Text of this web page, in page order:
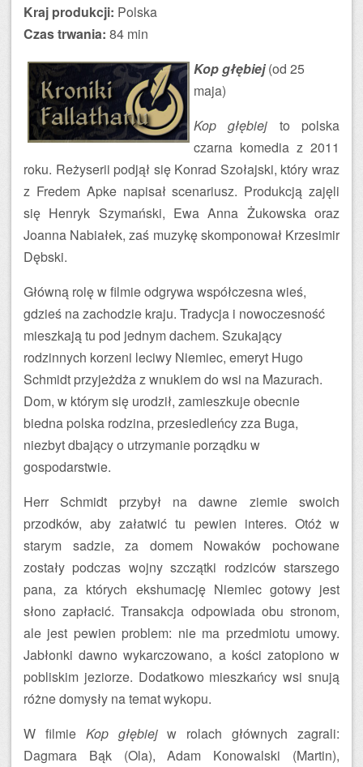
Kraj produkcji: Polska
Czas trwania: 84 min
Kop głębiej(od 25
maja)
Kop głębiej to polska
czarna komedia z 2011
roku. Reżyserii podjął się Konrad Szołajski, który wraz
z Fredem Apke napisał scenariusz. Produkcją zajęli
się Henryk Szymański, Ewa Anna Żukowska oraz
Joanna Nabiałek, zaś muzykę skomponował Krzesimir
Dębski.
Główną rolę w filmie odgrywa współczesna wieś,
gdzieś na zachodzie kraju. Tradycja i nowoczesność
mieszkają tu pod jednym dachem. Szukający
rodzinnych korzeni leciwy Niemiec, emeryt Hugo
Schmidt przyjeżdża z wnukiem do wsi na Mazurach.
Dom, w którym się urodził, zamieszkuje obecnie
biedna polska rodzina, przesiedleńcy zza Buga,
niezbyt dbający o utrzymanie porządku w
gospodarstwie.
Herr Schmidt przybył na dawne ziemie swoich
przodków, aby załatwić tu pewien interes. Otóż w
starym sadzie, za domem Nowaków pochowane
zostały podczas wojny szczątki rodziców starszego
pana, za których ekshumację Niemiec gotowy jest
słono zapłacić. Transakcja odpowiada obu stronom,
ale jest pewien problem: nie ma przedmiotu umowy.
Jabłonki dawno wykarczowano, a kości zatopiono w
pobliskim jeziorze. Dodatkowo mieszkańcy wsi snują
różne domysły na temat wykopu.
W filmie Kop głębiejw rolach głównych zagrali:
Dagmara Bąk (Ola), Adam Konowalski (Martin),